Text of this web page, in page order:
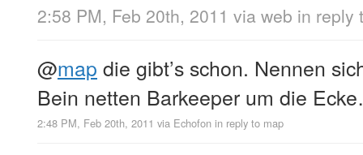
2:58 PM, Feb 20th, 2011 via web in reply
@map die gibt’s schon. Nennen
Bein netten Barkeeper um die
2:48 PM, Feb 20th, 2011 via Echofon in reply to map